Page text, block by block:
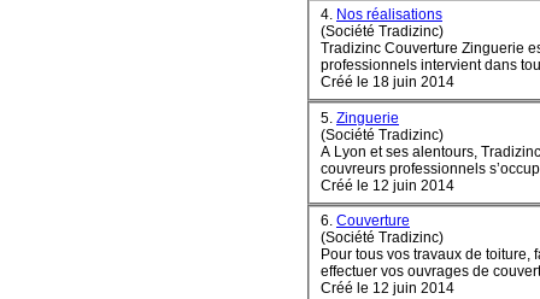
4. Nos réalisations
(Société Tradizinc)
Tradizinc Couverture Zinguerie
professionnels intervient dans
Créé le 18 juin 2014
5. Zinguerie
(Société Tradizinc)
A Lyon et ses alentours,
couvreurs professionnels
Créé le 12 juin 2014
6. Couverture
(Société Tradizinc)
Pour tous vos travaux de
Créé le 12 juin 2014